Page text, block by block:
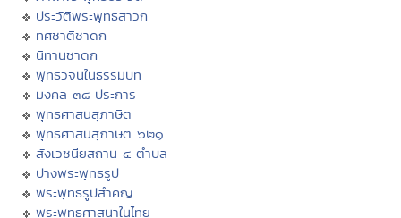
ประวัติพระพุทธสาวก
ทศชาติชาดก
นิทานชาดก
พุทธวจนในธรรมบท
มงคล ๓๘ ประการ
พุทธศาสนสุภาษิต
พุทธศาสนสุภาษิต ๖๒๑
สังเวชนียสถาน ๔ ตำบล
ปางพระพุทธรูป
พระพุทธรูปสำคัญ
พระพุทธศาสนาในไทย